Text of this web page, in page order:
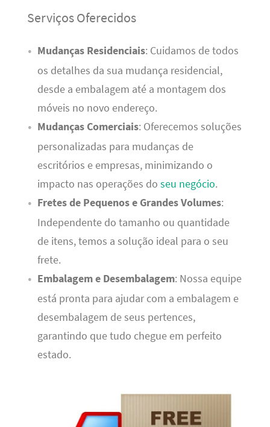
Serviços Oferecidos
Mudanças Residenciais: Cuidamos de todos
os detalhes da sua mudança residencial,
desde a embalagem até a montagem dos
móveis no novo endereço.
Mudanças Comerciais: Oferecemos soluções
personalizadas para mudanças de
escritórios e empresas, minimizando o
impacto nas operações do seu negócio.
Fretes de Pequenos e Grandes Volumes:
Independente do tamanho ou quantidade
de itens, temos a solução ideal para o seu
frete.
Embalagem e Desembalagem: Nossa equipe
está pronta para ajudar com a embalagem e
desembalagem de seus pertences,
garantindo que tudo chegue em perfeito
estado.